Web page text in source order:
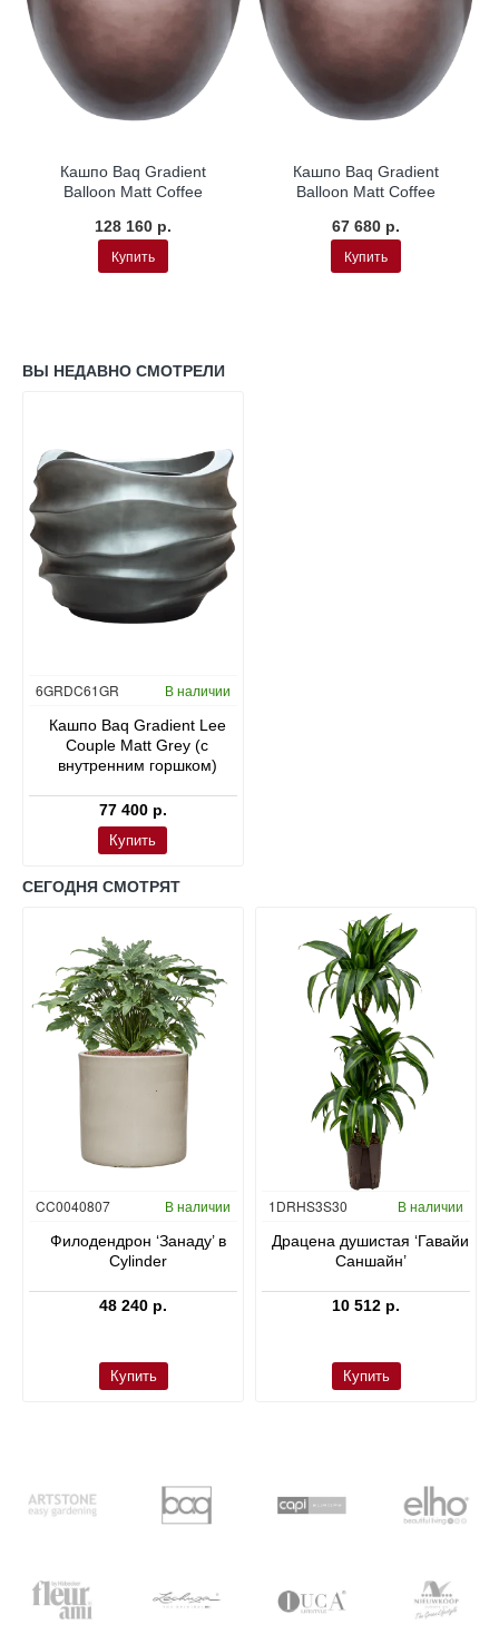
Кашпо Baq Gradient
Balloon Matt Coffee
128 160 р.
Купить
Кашпо Baq Gradient
Balloon Matt Coffee
67 680 р.
Купить
ВЫ НЕДАВНО СМОТРЕЛИ
6GRDC61GR В наличии
Кашпо Baq Gradient Lee
Couple Matt Grey (с
внутренним горшком)
77 400 р.
Купить
СЕГОДНЯ СМОТРЯТ
CC0040807 В наличии
Филодендрон ‘Занаду’ в
Cylinder
48 240 р.
Купить
Гидропоника
1DRHS3S30 В наличии
Драцена душистая ‘Гавайи
Саншайн’
10 512 р.
Купить